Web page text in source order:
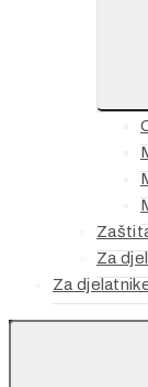
Za
Za